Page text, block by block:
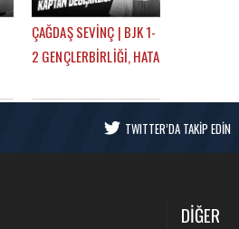
ÇAĞDAŞ SEVİNÇ | BJK 1-
2 GENÇLERBİRLİĞİ, HATA
YALÇIN, YENİ KAPTANLAR
| GÜNDEM BEŞİKTAŞTWITTER’DA TAKİP EDİN
DİĞER